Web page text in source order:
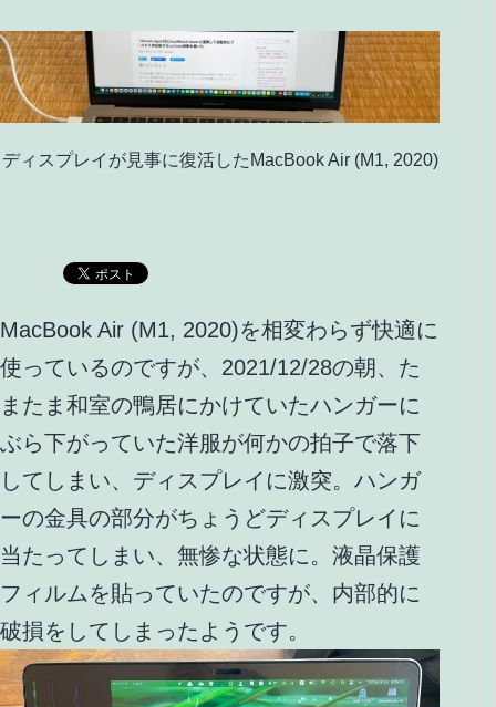
ディスプレイが見事に復活したMacBook Air (M1, 2020)
MacBook Air (M1, 2020)を相変わらず快適に
使っているのですが、2021/12/28の朝、た
またま和室の鴨居にかけていたハンガーに
ぶら下がっていた洋服が何かの拍子で落下
してしまい、ディスプレイに激突。ハンガ
ーの金具の部分がちょうどディスプレイに
当たってしまい、無惨な状態に。液晶保護
フィルムを貼っていたのですが、内部的に
破損をしてしまったようです。